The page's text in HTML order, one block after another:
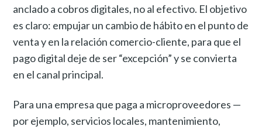
anclado a cobros digitales, no al efectivo. El objetivo
es claro: empujar un cambio de hábito en el punto de
venta y en la relación comercio-cliente, para que el
pago digital deje de ser “excepción” y se convierta
en el canal principal.
Para una empresa que paga a microproveedores —
por ejemplo, servicios locales, mantenimiento,